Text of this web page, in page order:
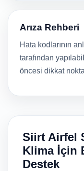
Arıza Rehberi
Hata kodlarının
tarafından
öncesi dikkat
Siirt Airfel
Klima İçin
Destek